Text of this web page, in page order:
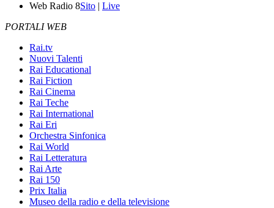
Web Radio 8Sito | Live
PORTALI WEB
Rai.tv
Nuovi Talenti
Rai Educational
Rai Fiction
Rai Cinema
Rai Teche
Rai International
Rai Eri
Orchestra Sinfonica
Rai World
Rai Letteratura
Rai Arte
Rai 150
Prix Italia
Museo della radio e della televisione